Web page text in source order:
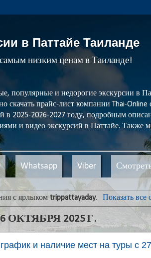
в Паттайе Таиланде
низким ценам в Таиланде!
популярные и недорогие экскурсии в
скачать прайс-лист компании Thai-
в 2025-2026-2027 году, подробным
и видео экскурсий в Паттайе. Также
Whatsapp Viber
с ярлыкомtrippattayaday. Показать все
ОКТЯБРЯ 2025 Г.
и наличие мест на туры с